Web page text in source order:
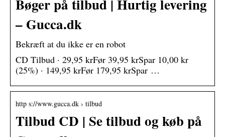
Bøger på tilbud | Hurtig levering
– Gucca.dk
Bekræft at du ikke er en robot
CD Tilbud · 29,95 krFør 39,95 krSpar 10,00 kr
(25%) · 149,95 krFør 179,95 krSpar …
http s://www.gucca.dk › tilbud
Tilbud CD | Se tilbud og køb på